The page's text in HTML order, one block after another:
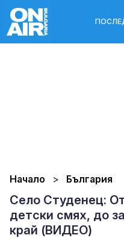
Начало България
Село Студенец:
детски смях, до
край (ВИДЕО)